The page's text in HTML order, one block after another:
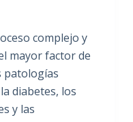
complejo y
mayor factor de
patologías
diabetes, los
y las